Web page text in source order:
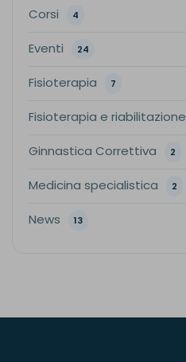
Corsi 4
Eventi 24
Fisioterapia 7
Fisioterapia e riabilitazione
Ginnastica Correttiva 2
Medicina specialistica 2
News 13